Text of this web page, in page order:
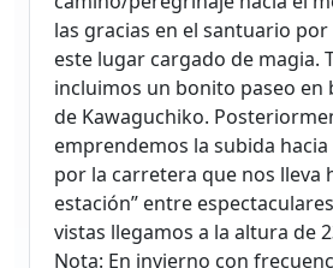
las gracias en el santuario
este lugar cargado de magia.
incluimos un bonito paseo en
de Kawaguchiko.
emprendemos la subida
por la carretera que nos lleva
estación” entre
vistas llegamos a la altura de
Nota: En invierno con